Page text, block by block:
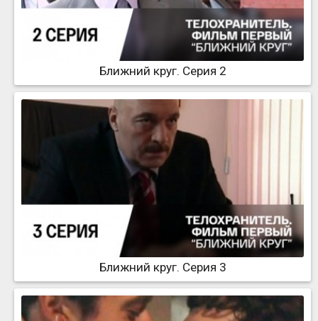
Ближний круг. Серия 2
Ближний круг. Серия 3